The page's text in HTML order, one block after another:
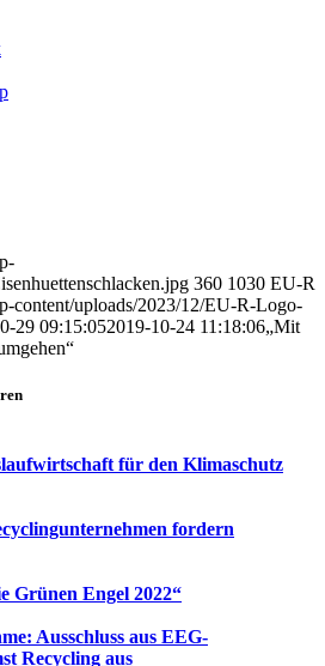
360 1030 EU-R
content/uploads/2023/12/EU-R-Logo-
29 09:15:052019-10-24 11:18:06„Mit
für den Klimaschutz
fordern
Grünen Engel 2022“
Ausschluss aus EEG-
Recycling aus